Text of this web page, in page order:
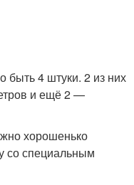
быть 4 штуки. 2 из них
и ещё 2 —
хорошенько
со специальным